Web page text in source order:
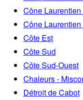
Cône
Cône
Côte Est
Côte Sud
Côte Sud-Ouest
Chaleurs -
Détroit de Cabot